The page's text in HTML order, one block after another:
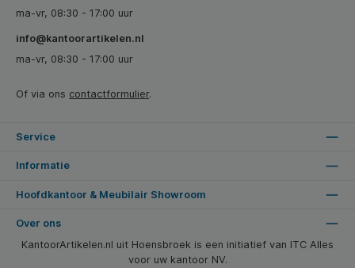
ma-vr, 08:30 - 17:00 uur
info@kantoorartikelen.nl
ma-vr, 08:30 - 17:00 uur
Of via ons contactformulier.
Service
Informatie
Hoofdkantoor & Meubilair Showroom
Over ons
KantoorArtikelen.nl uit Hoensbroek is een initiatief van ITC Alles
voor uw kantoor NV.